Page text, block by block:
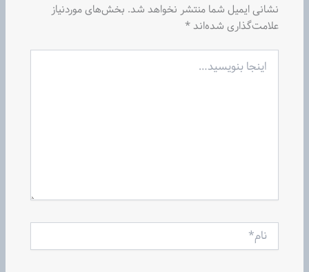
نشانی ایمیل شما منتشر نخواهد شد. بخش‌های موردنیاز
علامت‌گذاری شده‌اند*
بنویسید…
نام*